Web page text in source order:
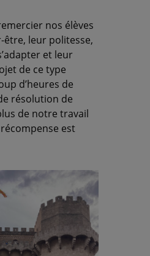
nos élèves
leur politesse,
et leur
de ce type
d’heures de
résolution de
de notre travail
est